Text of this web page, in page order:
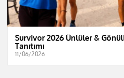
Survivor 2026 Ünlüler &
Tanıtımı
11/06/2026